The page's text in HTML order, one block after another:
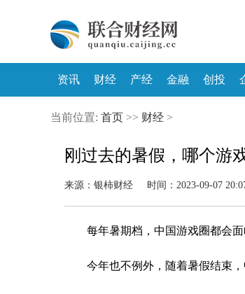
资讯 财经 产经 金融 创投
当前位置: 首页 >> 财经 >
刚过去的暑假，哪个游
来源：银柿财经 时间：2023-09-07
每年暑期档，中国游戏圈都会面
今年也不例外，随着暑假结束